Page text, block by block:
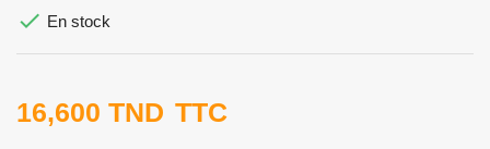
 En stock
16,600 TND TTC